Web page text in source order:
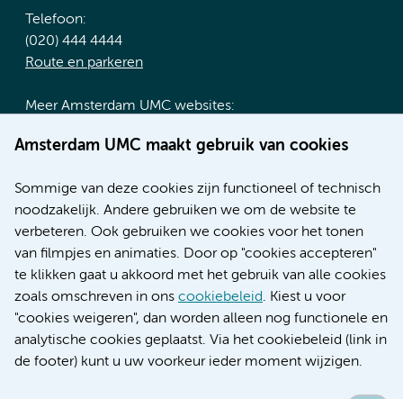
Amsterdam UMC maakt gebruik van cookies
Sommige van deze cookies zijn functioneel of technisch
noodzakelijk. Andere gebruiken we om de website te
verbeteren. Ook gebruiken we cookies voor het tonen
van filmpjes en animaties. Door op "cookies accepteren"
te klikken gaat u akkoord met het gebruik van alle cookies
zoals omschreven in ons cookiebeleid. Kiest u voor
"cookies weigeren", dan worden alleen nog functionele en
analytische cookies geplaatst. Via het cookiebeleid (link in
de footer) kunt u uw voorkeur ieder moment wijzigen.
Telefoon:
(020) 444 4444
Route en parkeren
Meer Amsterdam UMC websites:
Werken bij Amsterdam UMC
Nieuws
Research
Educatie locatie AMC
Educatie locatie VUmc
Verwijzen & diagnostiek